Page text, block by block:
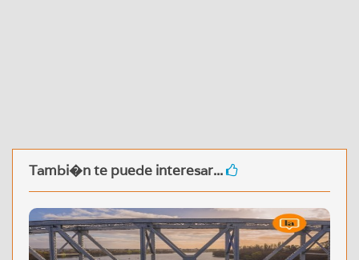
Tambi�n te puede interesar...